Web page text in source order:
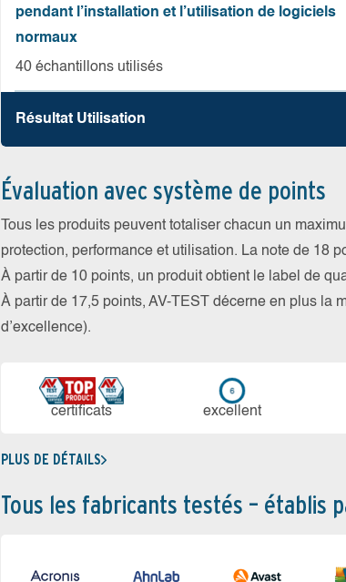
pendant l’installation et l’utilisation de logiciels
normaux
40 échantillons utilisés
Résultat Utilisation
Évaluation avec système de points
Tous les produits peuvent totaliser chacun un
protection, performance et utilisation. La note de 18
À partir de 10 points, un produit obtient le label de
À partir de 17,5 points, AV-TEST décerne en plus la
d’excellence).
certi­ficats ex­cellent
PLUS DE DÉTAILS
Tous les fabricants testés – établis